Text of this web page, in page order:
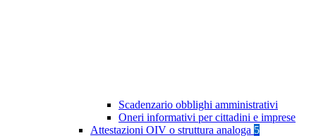
Scadenzario obblighi amministrativi
Oneri informativi per cittadini e imprese
Attestazioni OIV o struttura analoga 5